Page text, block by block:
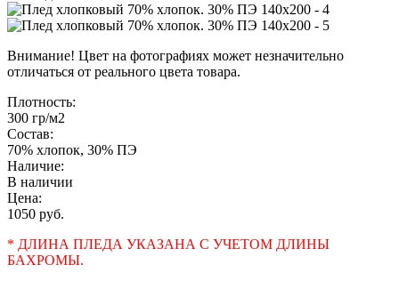
Внимание! Цвет на фотографиях может незначительно
отличаться от реального цвета товара.
Плотность:
300 гр/м2
Состав:
70% хлопок, 30% ПЭ
Наличие:
В наличии
Цена:
1050 руб.
* ДЛИНА ПЛЕДА УКАЗАНА С УЧЕТОМ ДЛИНЫ
БАХРОМЫ.